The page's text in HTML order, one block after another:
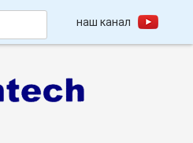
наш канал